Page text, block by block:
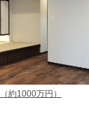
（約1000万円）